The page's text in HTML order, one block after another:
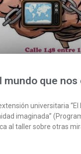
mundo que nos
universitaria “El
imaginada”
al taller sobre otras